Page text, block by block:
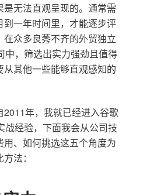
无法直观呈现的。通常需
一年时间里，才能逐步评
众多良莠不齐的外贸独立
中，筛选出实力强劲且值得
其他一些能够直观感知的
年，我就已经进入谷歌
战经验，下面我会从公司技
、如何挑选这五个角度为
法：